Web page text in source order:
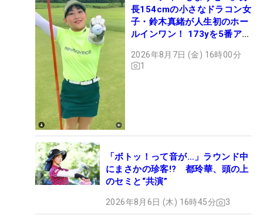
長154cmの小さなドラコン女
子・鈴木真緒が人生初のホー
ルインワン！ 173yを5番アイ
2026年8月7日 (金) 16時00分
1
「ボトッ！って音が…」ラウンド中
にまさかの珍客!? 都玲華、頭の上
のセミと“共演”
2026年8月6日 (木) 16時45分 3